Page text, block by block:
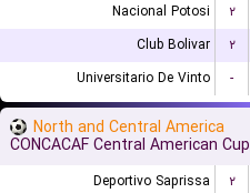
Nacional Potosi ۲
Club Bolivar
۲
Universitario De Vinto
-
North and Central America
CONCACAF Central American
Deportivo Saprissa ۲